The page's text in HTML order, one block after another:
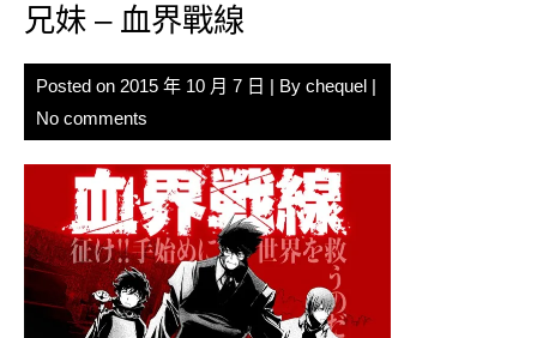
兄妹 – 血界戰線
Posted on 2015 年 10 月 7 日 | By chequel |
No comments